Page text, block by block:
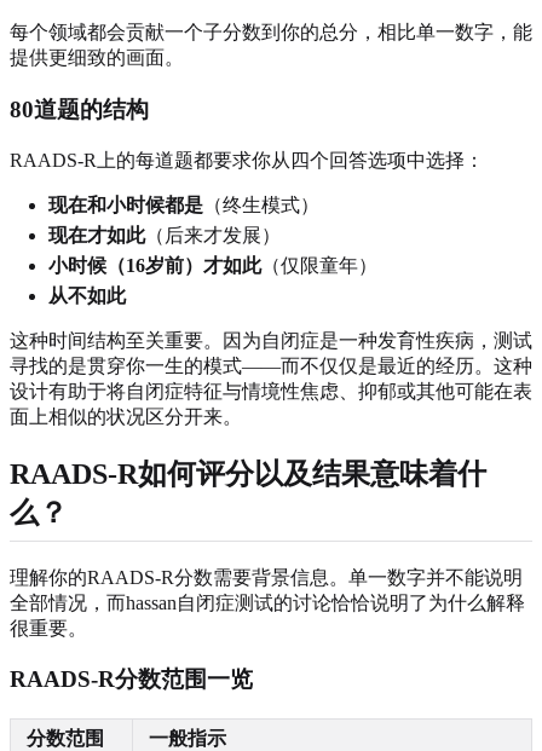
每个领域都会贡献一个子分数到你的总分，相比单一数字，能
提供更细致的画面。
80道题的结构
RAADS-R上的每道题都要求你从四个回答选项中选择：
现在和小时候都是 （终生模式）
现在才如此（后来才发展）
小时候（16岁前）才如此（仅限童年）
从不如此
这种时间结构至关重要。因为自闭症是一种发育性疾病，测试
寻找的是贯穿你一生的模式——而不仅仅是最近的经历。这种
设计有助于将自闭症特征与情境性焦虑、抑郁或其他可能在表
面上相似的状况区分开来。
RAADS-R如何评分以及结果意味着什
么？
理解你的RAADS-R分数需要背景信息。单一数字并不能说明
全部情况，而hassan自闭症测试的讨论恰恰说明了为什么解释
很重要。
RAADS-R分数范围一览
分数范围
一般指示